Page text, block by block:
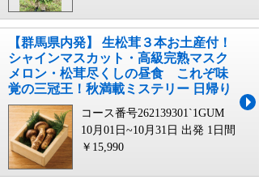
【群馬県内発】 生松茸３本お土産付！
シャインマスカット・高級完熟マスク
メロン・松茸尽くしの昼食 これぞ味
覚の三冠王！秋満載ミステリー 日帰り
コース番号262139301`1GUM
10月01日~10月31日 出発 1日間
￥15,990